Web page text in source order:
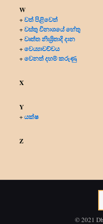
W
+වත් පිළිවෙත්
+වස්තු විනාශයේ හේතු
+වෘත්ත නිඃශ්‍රිතාදි දාන
+වෙය්‍යාවච්චය
+වෙනත් දහම් කරුණු
X
Y
+යක්ෂ
Z
© 2021